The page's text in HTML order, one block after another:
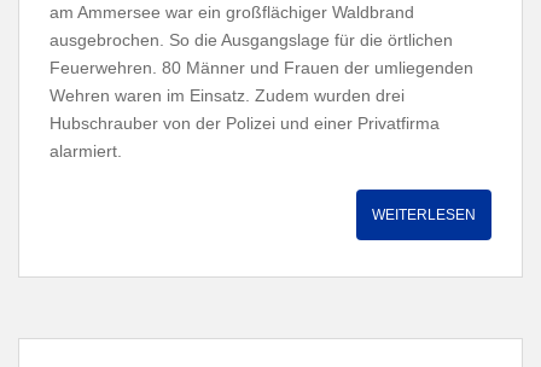
am Ammersee war ein großflächiger Waldbrand
ausgebrochen. So die Ausgangslage für die örtlichen
Feuerwehren. 80 Männer und Frauen der umliegenden
Wehren waren im Einsatz. Zudem wurden drei
Hubschrauber von der Polizei und einer Privatfirma
alarmiert.
WEITERLESEN